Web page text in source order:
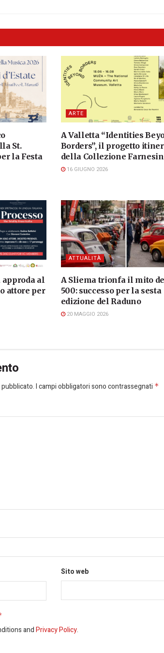
St.
la Festa
ARTE
A Valletta “Identities
Borders”, il progetto
della Collezione
16 GIUGNO 2026
approda al
attore per
ATTUALITÀ
A Sliema trionfa il mito
500: successo per la sesta
edizione del Raduno
20 MAGGIO 2026
I campi obbligatori sono contrassegnati *
Sito web
andPrivacy Policy.